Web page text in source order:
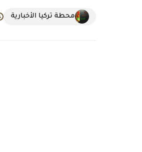
محطة تركيا الأخبارية